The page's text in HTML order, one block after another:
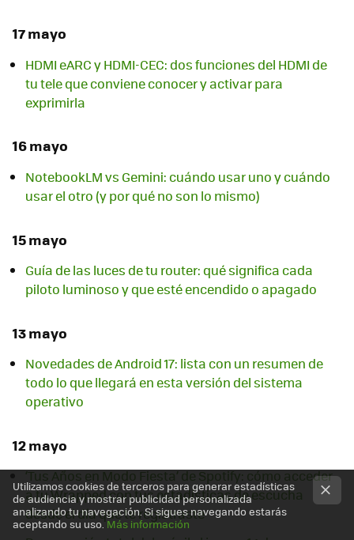
17 mayo
HDMI eARC y HDMI-CEC: dos funciones del HDMI de
tu tele que conviene conocer y activar para
exprimirla
16 mayo
NotebookLM vs Gemini: cuándo usar uno y cuándo
usar el otro (y por qué no son lo mismo)
15 mayo
Guía de las luces de tu router: qué significa cada
piloto luminoso y que esté encendido o apagado
13 mayo
Novedades de Android 17: lista con un resumen de
todo lo que llegará en esta versión del sistema
operativo
12 mayo
‘Tus Años en Modo Fiesta’ de Spotify: cómo acceder
a tu Wrapped con tus estadísticas de escucha
desde el día que te registraste
Utilizamos cookies de terceros para generar estadísticas
de audiencia y mostrar publicidad personalizada
analizando tu navegación. Si sigues navegando estarás
aceptando su uso.Más información